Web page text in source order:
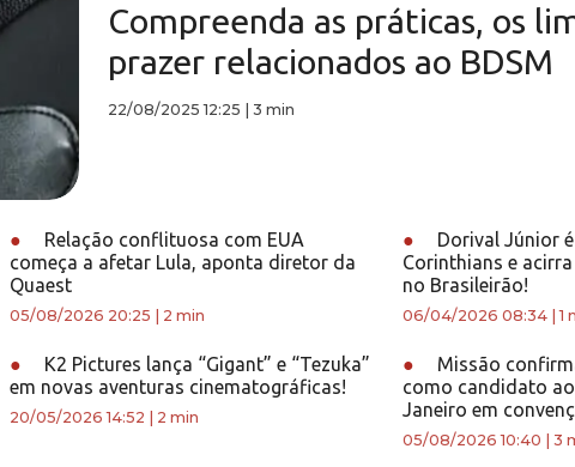
Compreenda as práticas, os
prazer relacionados ao BDSM
22/08/2025 12:25 3 min
●
Relação conflituosa com EUA
começa a afetar Lula, aponta diretor da
Quaest
05/08/2026 20:25 2 min
●
Dorival Júnior
Corinthians e
no Brasileirão!
06/04/2026 08:34 |1
●
K2 Pictures lança “Gigant” e “Tezuka”
em novas aventuras cinematográficas!
20/05/2026 14:52 2 min
●
Missão
como candidato
Janeiro em
05/08/2026 10:40 3